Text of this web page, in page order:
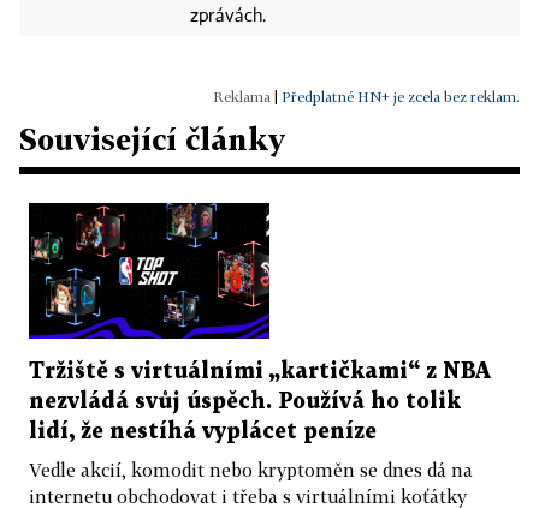
zprávách.
Předplatné HN+ je zcela bez reklam.
Související články
Tržiště s virtuálními „kartičkami“ z NBA
nezvládá svůj úspěch. Používá ho tolik
lidí, že nestíhá vyplácet peníze
Vedle akcií, komodit nebo kryptoměn se dnes dá na
internetu obchodovat i třeba s virtuálními koťátky